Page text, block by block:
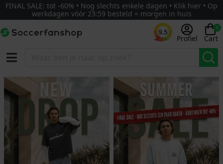
FINAL SALE: tot -60% • Nog slechts enkele dagen • Klik hier • Op
werkdagen vóór 23:59 besteld = morgen in huis
9.5
Profiel
0
Cart